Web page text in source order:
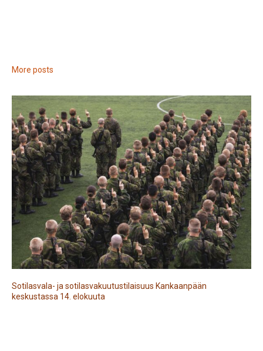
More posts
Sotilasvala- ja sotilasvakuutustilaisuus Kankaanpään
keskustassa 14. elokuuta